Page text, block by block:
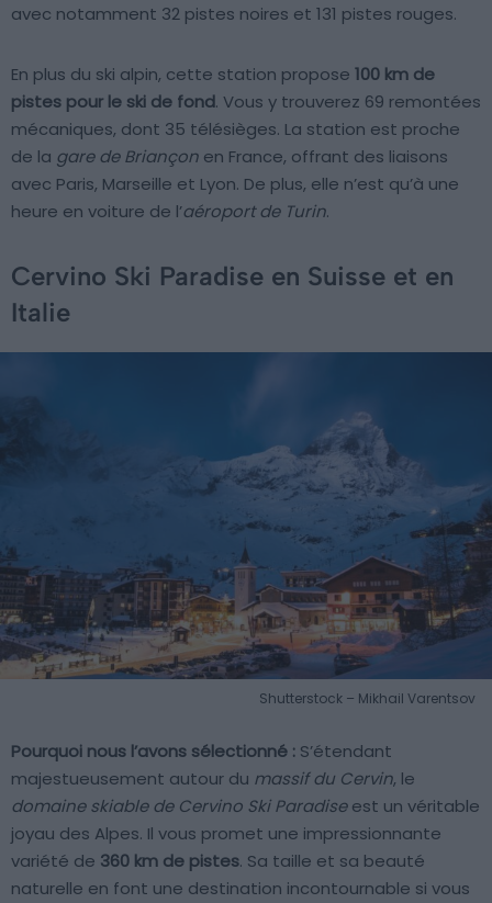
avec notamment 32 pistes noires et 131 pistes rouges.
En plus du ski alpin, cette station propose 100 km de
pistes pour le ski de fond. Vous y trouverez 69 remontées
mécaniques, dont 35 télésièges. La station est proche
de la gare de Briançon en France, offrant des liaisons
avec Paris, Marseille et Lyon. De plus, elle n’est qu’à une
heure en voiture de l’aéroport de Turin.
Cervino Ski Paradise en Suisse et en
Italie
Shutterstock – Mikhail Varentsov
Pourquoi nous l’avons sélectionné : S’étendant
majestueusement autour du massif du Cervin, le
domaine skiable de Cervino Ski Paradiseest un véritable
joyau des Alpes. Il vous promet une impressionnante
variété de 360 km de pistes. Sa taille et sa beauté
naturelle en font une destination incontournable si vous